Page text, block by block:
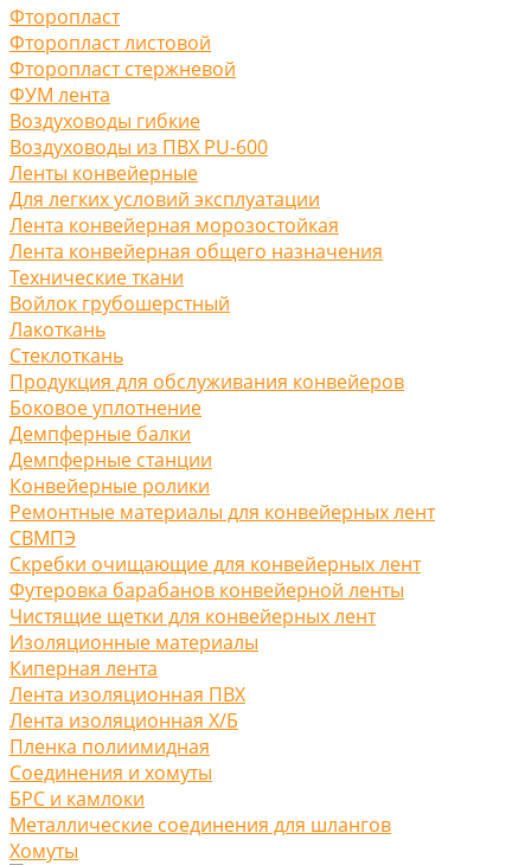
Фторопласт
Фторопласт листовой
Фторопласт стержневой
ФУМ лента
Воздуховоды гибкие
Воздуховоды из ПВХ PU-600
Ленты конвейерные
Для легких условий эксплуатации
Лента конвейерная морозостойкая
Лента конвейерная общего назначения
Технические ткани
Войлок грубошерстный
Лакоткань
Стеклоткань
Продукция для обслуживания конвейеров
Боковое уплотнение
Демпферные балки
Демпферные станции
Конвейерные ролики
Ремонтные материалы для конвейерных лент
СВМПЭ
Скребки очищающие для конвейерных лент
Футеровка барабанов конвейерной ленты
Чистящие щетки для конвейерных лент
Изоляционные материалы
Киперная лента
Лента изоляционная ПВХ
Лента изоляционная Х/Б
Пленка полиимидная
Соединения и хомуты
БРС и камлоки
Металлические соединения для шлангов
Хомуты